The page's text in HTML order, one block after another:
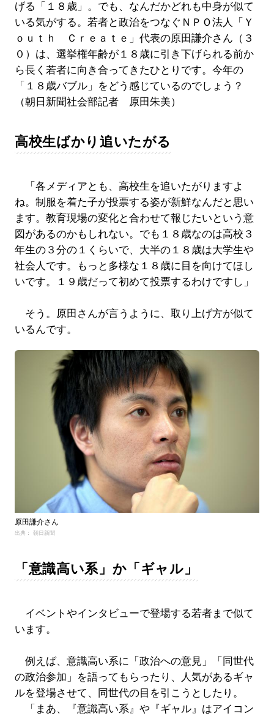
げる「１８歳」。でも、なんだかどれも中身が似て
いる気がする。若者と政治をつなぐＮＰＯ法人「Ｙ
ｏｕｔｈ Ｃｒｅａｔｅ」代表の原田謙介さん（３
０）は、選挙権年齢が１８歳に引き下げられる前か
ら長く若者に向き合ってきたひとりです。今年の
「１８歳バブル」をどう感じているのでしょう？
（朝日新聞社会部記者 原田朱美）
高校生ばかり追いたがる
「各メディアとも、高校生を追いたがりますよ
ね。制服を着た子が投票する姿が新鮮なんだと思い
ます。教育現場の変化と合わせて報じたいという意
図があるのかもしれない。でも１８歳なのは高校３
年生の３分の１くらいで、大半の１８歳は大学生や
社会人です。もっと多様な１８歳に目を向けてほし
いです。１９歳だって初めて投票するわけですし」
そう。原田さんが言うように、取り上げ方が似て
いるんです。
原田謙介さん
出典： 朝日新聞
「意識高い系」か「ギャル」
イベントやインタビューで登場する若者まで似て
います。
例えば、意識高い系に「政治への意見」「同世代
の政治参加」を語ってもらったり、人気があるギャ
ルを登場させて、同世代の目を引こうとしたり。
「まあ、『意識高い系』や『ギャル』はアイコン